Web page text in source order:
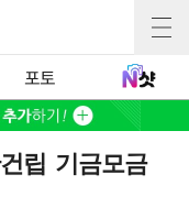
포토
립 기금모금